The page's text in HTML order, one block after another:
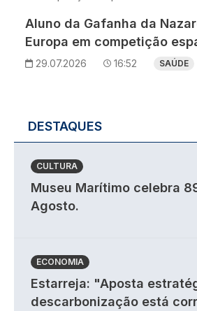
Aluno da Gafanha da
Europa em competição
29.07.2026 16:52 SAÚDE
DESTAQUES
CULTURA
Museu Marítimo celebra
Agosto.
ECONOMIA
Estarreja: "Aposta
descarbonização está